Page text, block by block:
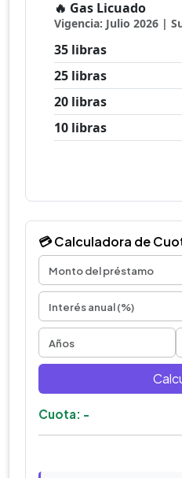
💳 Calculadora de
Cuota: -